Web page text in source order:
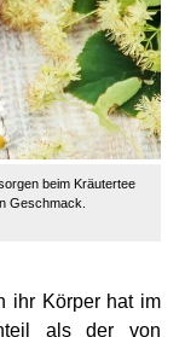
beim Kräutertee
Geschmack.
ihr Körper hat im
als der von